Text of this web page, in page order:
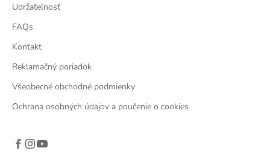
Udržaťeľnosť
FAQs
Kontakt
Reklamačný poriadok
Všeobecné obchodné podmienky
Ochrana osobných údajov a poučenie o cookies